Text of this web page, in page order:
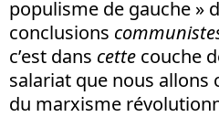
populisme de gauche »
conclusions
c’est dans cette couche
salariat que nous allons
du marxisme